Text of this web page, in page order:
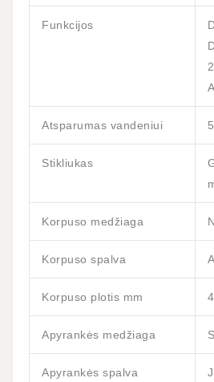
Funkcijos
Atsparumas vandeniui
Stikliukas
Korpuso medžiaga
Korpuso spalva
Korpuso plotis mm
Apyrankės medžiaga
Apyrankės spalva